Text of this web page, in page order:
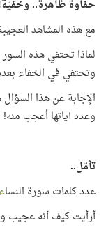
حفاوة ظاهرة..
مع هذه المشاهد
لماذا تحتفي هذه
وتحتفي في الخفاء
الإجابة عن هذا
وعدد آياتها أعجب منه!
تأمّل..
عدد كلمات سورة النساء
أرأيت كيف أنه عجيب